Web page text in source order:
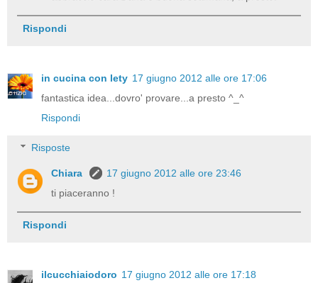
Rispondi
in cucina con lety 17 giugno 2012 alle ore 17:06
fantastica idea...dovro' provare...a presto ^_^
Rispondi
Risposte
Chiara
17 giugno 2012 alle ore 23:46
ti piaceranno !
Rispondi
ilcucchiaiodoro 17 giugno 2012 alle ore 17:18